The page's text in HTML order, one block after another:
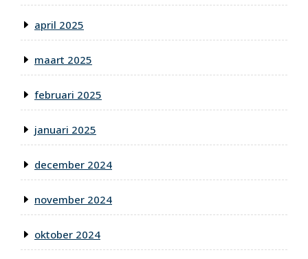
april 2025
maart 2025
februari 2025
januari 2025
december 2024
november 2024
oktober 2024